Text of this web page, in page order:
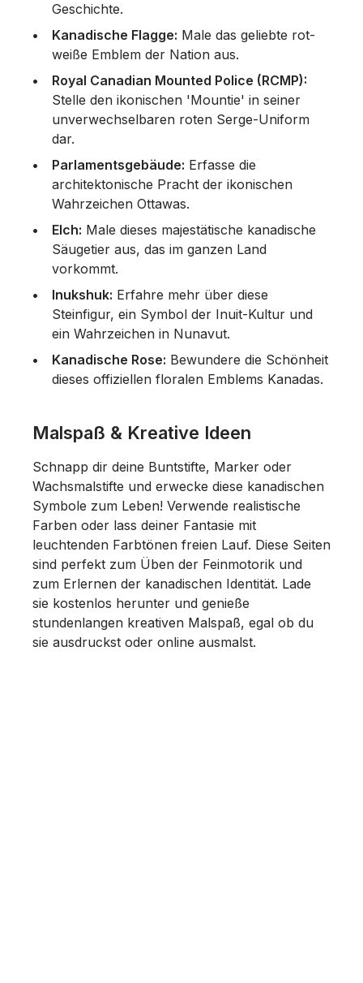
Geschichte.
Kanadische Flagge: Male das geliebte rot-
weiße Emblem der Nation aus.
Royal Canadian Mounted Police (RCMP):
Stelle den ikonischen 'Mountie' in seiner
unverwechselbaren roten Serge-Uniform
dar.
Parlamentsgebäude: Erfasse die
architektonische Pracht der ikonischen
Wahrzeichen Ottawas.
Elch: Male dieses majestätische kanadische
Säugetier aus, das im ganzen Land
vorkommt.
Inukshuk: Erfahre mehr über diese
Steinfigur, ein Symbol der Inuit-Kultur und
ein Wahrzeichen in Nunavut.
Kanadische Rose: Bewundere die Schönheit
dieses offiziellen floralen Emblems Kanadas.
Malspaß & Kreative Ideen
Schnapp dir deine Buntstifte, Marker oder
Wachsmalstifte und erwecke diese kanadischen
Symbole zum Leben! Verwende realistische
Farben oder lass deiner Fantasie mit
leuchtenden Farbtönen freien Lauf. Diese Seiten
sind perfekt zum Üben der Feinmotorik und
zum Erlernen der kanadischen Identität. Lade
sie kostenlos herunter und genieße
stundenlangen kreativen Malspaß, egal ob du
sie ausdruckst oder online ausmalst.